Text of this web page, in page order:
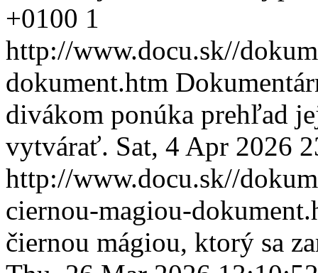
+0100 1
http://www.docu.sk//
dokument.htm
divákom ponúka prehľad
vytvárať. Sat, 4 Apr 2026
http://www.docu.sk//
ciernou-magiou-
čiernou mágiou, ktorý sa